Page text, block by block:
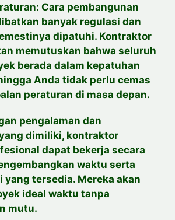
Cara pembangunan
banyak regulasi dan
dipatuhi. Kontraktor
memutuskan bahwa seluruh
berada dalam kepatuhan
Anda tidak perlu cemas
peraturan di masa depan.
pengalaman dan
dimiliki, kontraktor
dapat bekerja secara
waktu serta
yang tersedia. Mereka akan
ideal waktu tanpa
mutu.